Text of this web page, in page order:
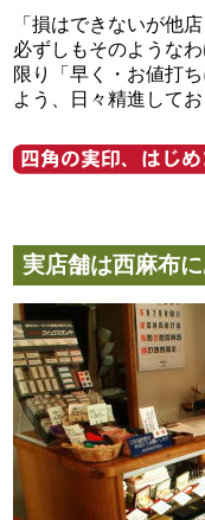
「損はできないが他
必ずしもそのような
限り「早く・お値打
よう、日々精進してお
実店舗は西麻布